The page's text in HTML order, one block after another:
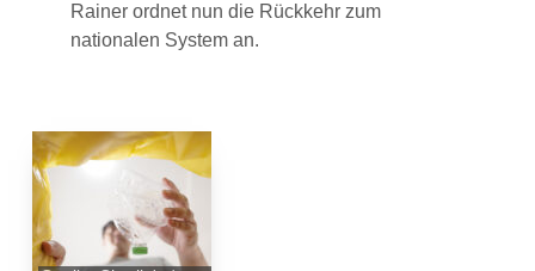
Rainer ordnet nun die Rückkehr zum
nationalen System an.